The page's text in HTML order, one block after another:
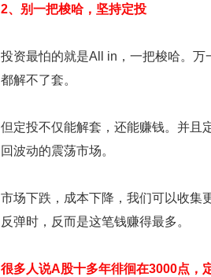
2、别一把梭哈，坚持定投
投资最怕的就是All in，一把梭哈。万
都解不了套。
但定投不仅能解套，还能赚钱。并且
回波动的震荡市场。
市场下跌，成本下降，我们可以收集
反弹时，反而是这笔钱赚得最多。
很多人说A股十多年徘徊在3000点，